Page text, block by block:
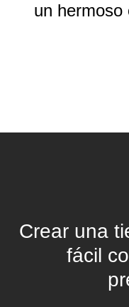
un hermoso
Crear una
fácil